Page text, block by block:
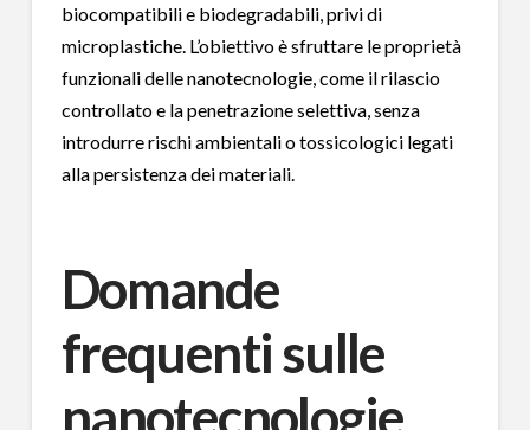
biocompatibili e biodegradabili, privi di
microplastiche. L’obiettivo è sfruttare le proprietà
funzionali delle nanotecnologie, come il rilascio
controllato e la penetrazione selettiva, senza
introdurre rischi ambientali o tossicologici legati
alla persistenza dei materiali.
Domande
frequenti sulle
nanotecnologie